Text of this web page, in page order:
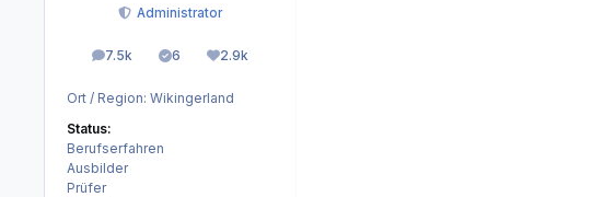
Administrator
7.5k
Beiträge 6
Lösungen2.9k
Reputation
Ort / Region: Wikingerland
Status:
Berufserfahren
Ausbilder
Prüfer